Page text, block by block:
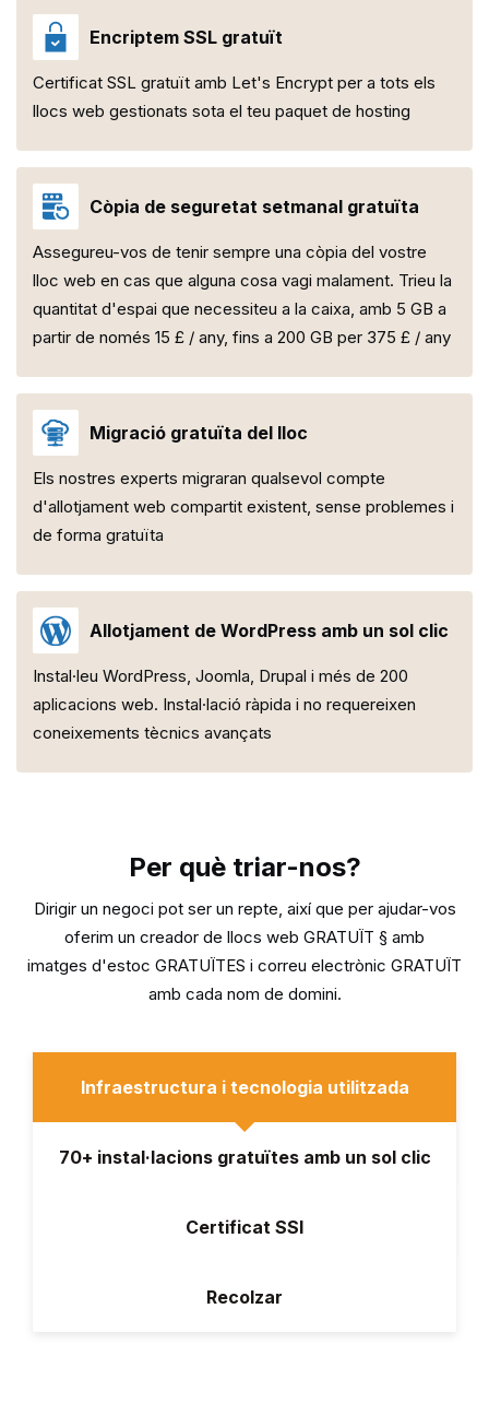
Encriptem SSL gratuït
Certificat SSL gratuït amb Let's Encrypt per a tots els
llocs web gestionats sota el teu paquet de hosting
Còpia de seguretat setmanal gratuïta
Assegureu-vos de tenir sempre una còpia del vostre
lloc web en cas que alguna cosa vagi malament. Trieu la
quantitat d'espai que necessiteu a la caixa, amb 5 GB a
partir de només 15 £ / any, fins a 200 GB per 375 £ / any
Migració gratuïta del lloc
Els nostres experts migraran qualsevol compte
d'allotjament web compartit existent, sense problemes i
de forma gratuïta
Allotjament de WordPress amb un sol clic
Instal·leu WordPress, Joomla, Drupal i més de 200
aplicacions web. Instal·lació ràpida i no requereixen
coneixements tècnics avançats
Per què triar-nos?
Dirigir un negoci pot ser un repte, així que per ajudar-vos
oferim un creador de llocs web GRATUÏT § amb
imatges d'estoc GRATUÏTES i correu electrònic GRATUÏT
amb cada nom de domini.
Infraestructura i tecnologia utilitzada
70+ instal·lacions gratuïtes amb un sol clic
Certificat SSl
Recolzar